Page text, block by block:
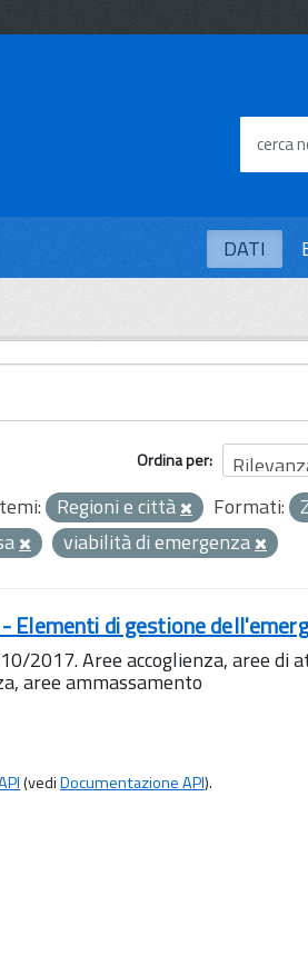
cerca
DATI
Ordina per
temi: Regioni e città Formati:
viabilità di emergenza
Elementi di gestione
2017. Aree accoglienza, aree di
aree ammassamento
(vediDocumentazione API).